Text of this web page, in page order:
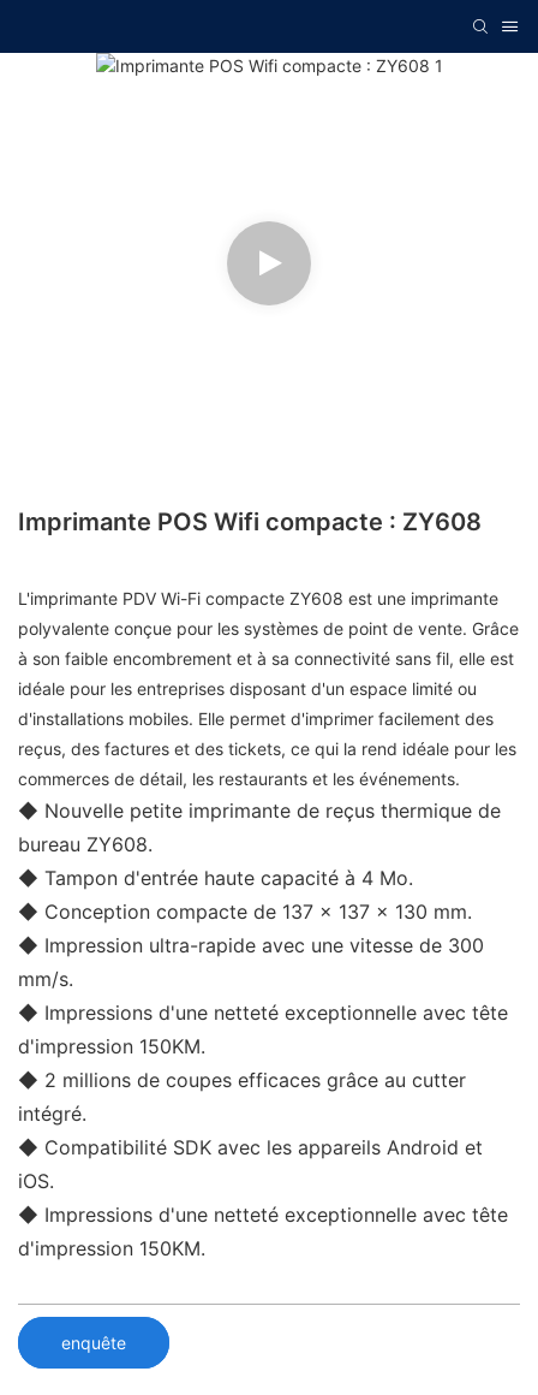
Imprimante POS Wifi compacte : ZY608
L'imprimante PDV Wi-Fi compacte ZY608 est une imprimante
polyvalente conçue pour les systèmes de point de vente. Grâce
à son faible encombrement et à sa connectivité sans fil, elle est
idéale pour les entreprises disposant d'un espace limité ou
d'installations mobiles. Elle permet d'imprimer facilement des
reçus, des factures et des tickets, ce qui la rend idéale pour les
commerces de détail, les restaurants et les événements.
◆ Nouvelle petite imprimante de reçus thermique de
bureau ZY608.
◆ Tampon d'entrée haute capacité à 4 Mo.
◆ Conception compacte de 137 x 137 x 130 mm.
◆ Impression ultra-rapide avec une vitesse de 300
mm/s.
◆ Impressions d'une netteté exceptionnelle avec tête
d'impression 150KM.
◆ 2 millions de coupes efficaces grâce au cutter
intégré.
◆ Compatibilité SDK avec les appareils Android et
iOS.
◆ Impressions d'une netteté exceptionnelle avec tête
d'impression 150KM.
enquête